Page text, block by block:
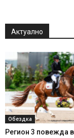
Актуално
Обездка
Регион 3 повежда в